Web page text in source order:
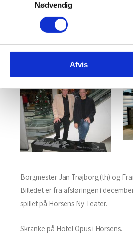
Nødvendig
Afvis
Her ses bygningerne idag og for
I bassinet ligger rønnegranit
Borgmester Jan Trøjborg (th) og
Billedet er fra afsløringen i
spillet på Horsens Ny Teater.
Skranke på Hotel Opus i Horsens.